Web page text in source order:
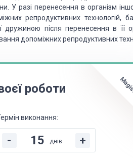
У разі перенесення в ор­ганізм
репродук­тивних технологій,
дружиною після перенесення в її
допоміжних репродуктивних
роботи
виконання:
- днів +